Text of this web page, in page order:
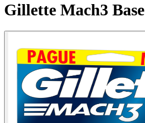
Gillette Mach3